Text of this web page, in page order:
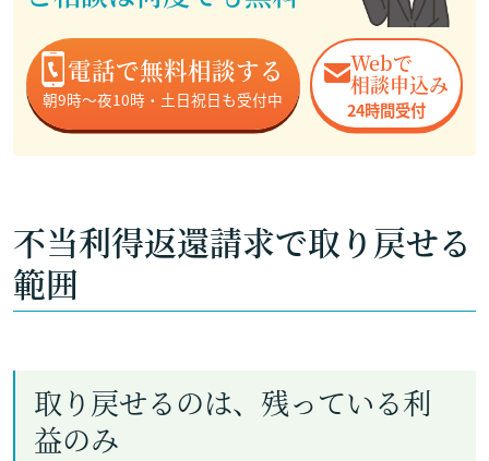
電話で無料相談する
朝9時～夜10時・土日祝日も受付中
Webで
相談申込み
24時間受付
不当利得返還請求で取り戻せる
範囲
取り戻せるのは、残っている利
益のみ